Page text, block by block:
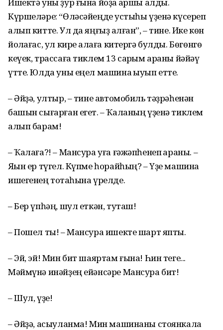
Күршеләре: “Өләсәйеңде ҡустыһы үҙенә күсереп
алып китте. Ул да яңғыҙ ҡалған”, – тине. Ике көн
йоҡлағас, ул кире ҡалаға китергә булды. Бөгөнгө
кеүек, трассаға тиклем 13 саҡрым араны йәйәү
үтте. Юлда уны еңел машина ҡыуып етте.
– Әйҙә, ултыр, – тине автомобиль тәҙрәһенән
башын сығарған егет. – Ҡаланың үҙенә тиклем
алып барам!
– Ҡалаға?! – Мансура уға ғәжәпһенеп ҡараны. –
Яҡын ер түгел. Күпме һорайһың? – Үҙе машина
ишегенең тотҡаһына үрелде.
– Бер үпһәң, шул еткән, туташ!
– Пошел ты! – Мансура ишекте шарт япты.
– Эй, эй! Мин бит шаяртам ғына! Һин теге...
Мәймүнә инәйҙең ейәнсәре Мансура бит!
– Шул, үҙе!
– Әйҙә, асыуланма! Мин машинаны стоянкала